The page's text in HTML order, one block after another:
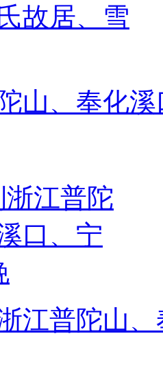
山、奉化
江普陀山